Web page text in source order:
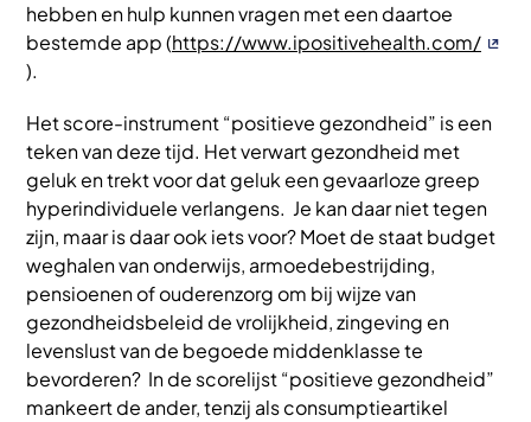
hebben en hulp kunnen vragen met een daartoe
bestemde app (https://www.ipositivehealth.com/
).
Het score-instrument “positieve gezondheid” is een
teken van deze tijd. Het verwart gezondheid met
geluk en trekt voor dat geluk een gevaarloze greep
hyperindividuele verlangens. Je kan daar niet tegen
zijn, maar is daar ook iets voor? Moet de staat budget
weghalen van onderwijs, armoedebestrijding,
pensioenen of ouderenzorg om bij wijze van
gezondheidsbeleid de vrolijkheid, zingeving en
levenslust van de begoede middenklasse te
bevorderen? In de scorelijst “positieve gezondheid”
mankeert de ander, tenzij als consumptieartikel